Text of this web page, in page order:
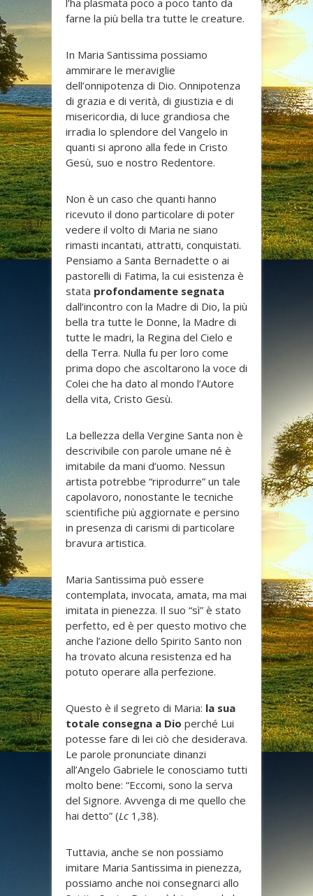
farne la più bella tra tutte le creature.
In Maria Santissima possiamo
ammirare le meraviglie
dell’onnipotenza di Dio. Onnipotenza
di grazia e di verità, di giustizia e di
misericordia, di luce grandiosa che
irradia lo splendore del Vangelo in
quanti si aprono alla fede in Cristo
Gesù, suo e nostro Redentore.
Non è un caso che quanti hanno
ricevuto il dono particolare di poter
vedere il volto di Maria ne siano
rimasti incantati, attratti, conquistati.
Pensiamo a Santa Bernadette o ai
pastorelli di Fatima, la cui esistenza è
stata profondamente segnata
dall’incontro con la Madre di Dio, la più
bella tra tutte le Donne, la Madre di
tutte le madri, la Regina del Cielo e
della Terra. Nulla fu per loro come
prima dopo che ascoltarono la voce di
Colei che ha dato al mondo l’Autore
della vita, Cristo Gesù.
La bellezza della Vergine Santa non è
descrivibile con parole umane né è
imitabile da mani d’uomo. Nessun
artista potrebbe “riprodurre” un tale
capolavoro, nonostante le tecniche
scientifiche più aggiornate e persino
in presenza di carismi di particolare
bravura artistica.
Maria Santissima può essere
contemplata, invocata, amata, ma mai
imitata in pienezza. Il suo “sì” è stato
perfetto, ed è per questo motivo che
anche l’azione dello Spirito Santo non
ha trovato alcuna resistenza ed ha
potuto operare alla perfezione.
Questo è il segreto di Maria: la sua
totale consegna a Dio perché Lui
potesse fare di lei ciò che desiderava.
Le parole pronunciate dinanzi
all’Angelo Gabriele le conosciamo tutti
molto bene: “Eccomi, sono la serva
del Signore. Avvenga di me quello che
hai detto” (Lc 1,38).
Tuttavia, anche se non possiamo
imitare Maria Santissima in pienezza,
possiamo anche noi consegnarci allo